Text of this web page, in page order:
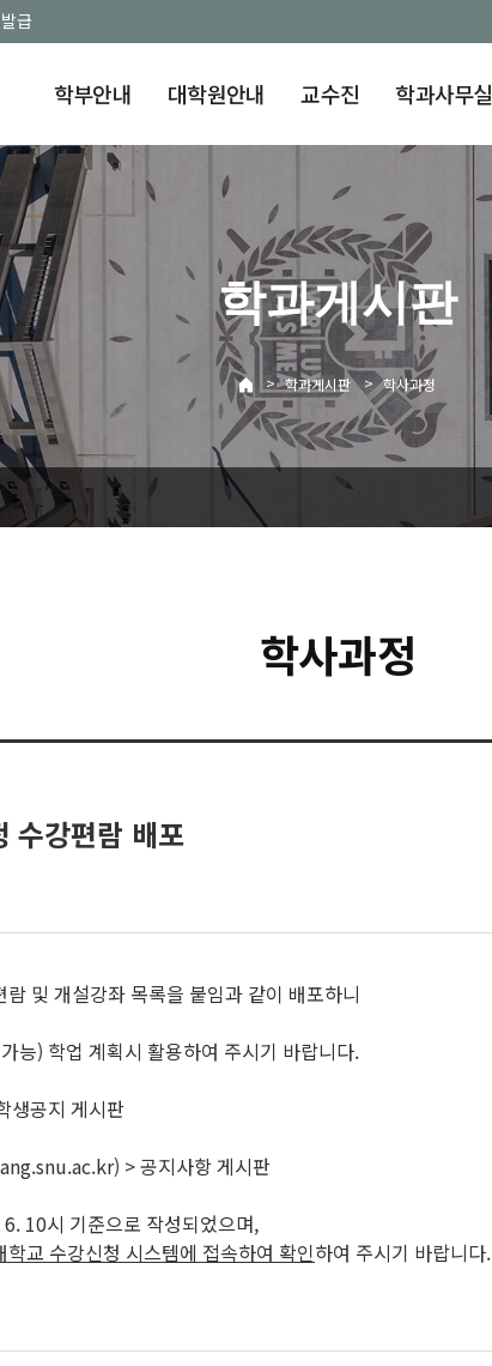
급
학부안내 대학원안내 교수진 학과사무실
학과게시판
> 학과게시판 > 학사과정
학사과정
강편람 배포
및 개설강좌 목록을 붙임과 같이 배포하니
능) 학업 계획시 활용하여 주시기 바랍니다.
생공지 게시판
> 공지사항 게시판
10시 기준으로 작성되었으며,
교 수강신청 시스템에 접속하여 확인하여 주시기 바랍니다.